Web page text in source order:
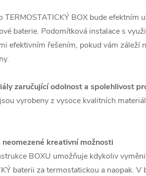
TERMOSTATICKÝ BOX bude efektním
baterie. Podomítková instalace s
efektivním řešením, pokud vám záleží
zaručující odolnost a spolehlivost
vyrobeny z vysoce kvalitních
kreativní možnosti
BOXU umožňuje kdykoliv
baterii za termostatickou a naopak.